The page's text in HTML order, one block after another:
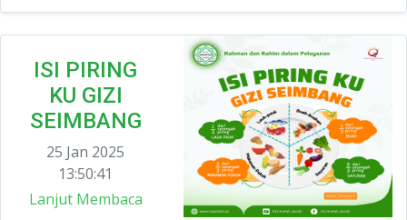
ISI PIRING
KU GIZI
SEIMBANG
25 Jan 2025
13:50:41
Lanjut Membaca